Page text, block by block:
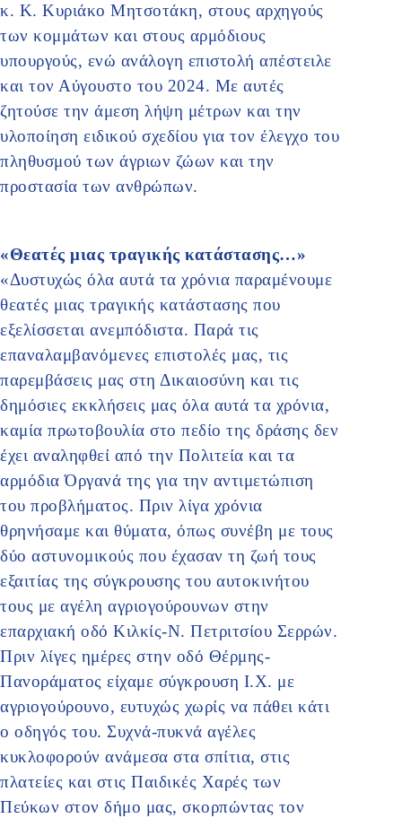
κ. Κ. Κυριάκο Μητσοτάκη, στους αρχηγούς
των κομμάτων και στους αρμόδιους
υπουργούς, ενώ ανάλογη επιστολή απέστειλε
και τον Αύγουστο του 2024. Με αυτές
ζητούσε την άμεση λήψη μέτρων και την
υλοποίηση ειδικού σχεδίου για τον έλεγχο του
πληθυσμού των άγριων ζώων και την
προστασία των ανθρώπων.
«Θεατές μιας τραγικής κατάστασης…»
«Δυστυχώς όλα αυτά τα χρόνια παραμένουμε
θεατές μιας τραγικής κατάστασης που
εξελίσσεται ανεμπόδιστα. Παρά τις
επαναλαμβανόμενες επιστολές μας, τις
παρεμβάσεις μας στη Δικαιοσύνη και τις
δημόσιες εκκλήσεις μας όλα αυτά τα χρόνια,
καμία πρωτοβουλία στο πεδίο της δράσης δεν
έχει αναληφθεί από την Πολιτεία και τα
αρμόδια Όργανά της για την αντιμετώπιση
του προβλήματος. Πριν λίγα χρόνια
θρηνήσαμε και θύματα, όπως συνέβη με τους
δύο αστυνομικούς που έχασαν τη ζωή τους
εξαιτίας της σύγκρουσης του αυτοκινήτου
τους με αγέλη αγριογούρουνων στην
επαρχιακή οδό Κιλκίς-Ν. Πετριτσίου Σερρών.
Πριν λίγες ημέρες στην οδό Θέρμης-
Πανοράματος είχαμε σύγκρουση Ι.Χ. με
αγριογούρουνο, ευτυχώς χωρίς να πάθει κάτι
ο οδηγός του. Συχνά-πυκνά αγέλες
κυκλοφορούν ανάμεσα στα σπίτια, στις
πλατείες και στις Παιδικές Χαρές των
Πεύκων στον δήμο μας, σκορπώντας τον